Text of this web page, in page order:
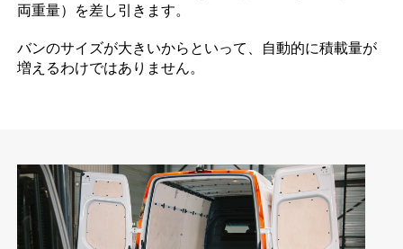
両重量）を差し引きます。
バンのサイズが大きいからといって、自動的に積載量が
増えるわけではありません。